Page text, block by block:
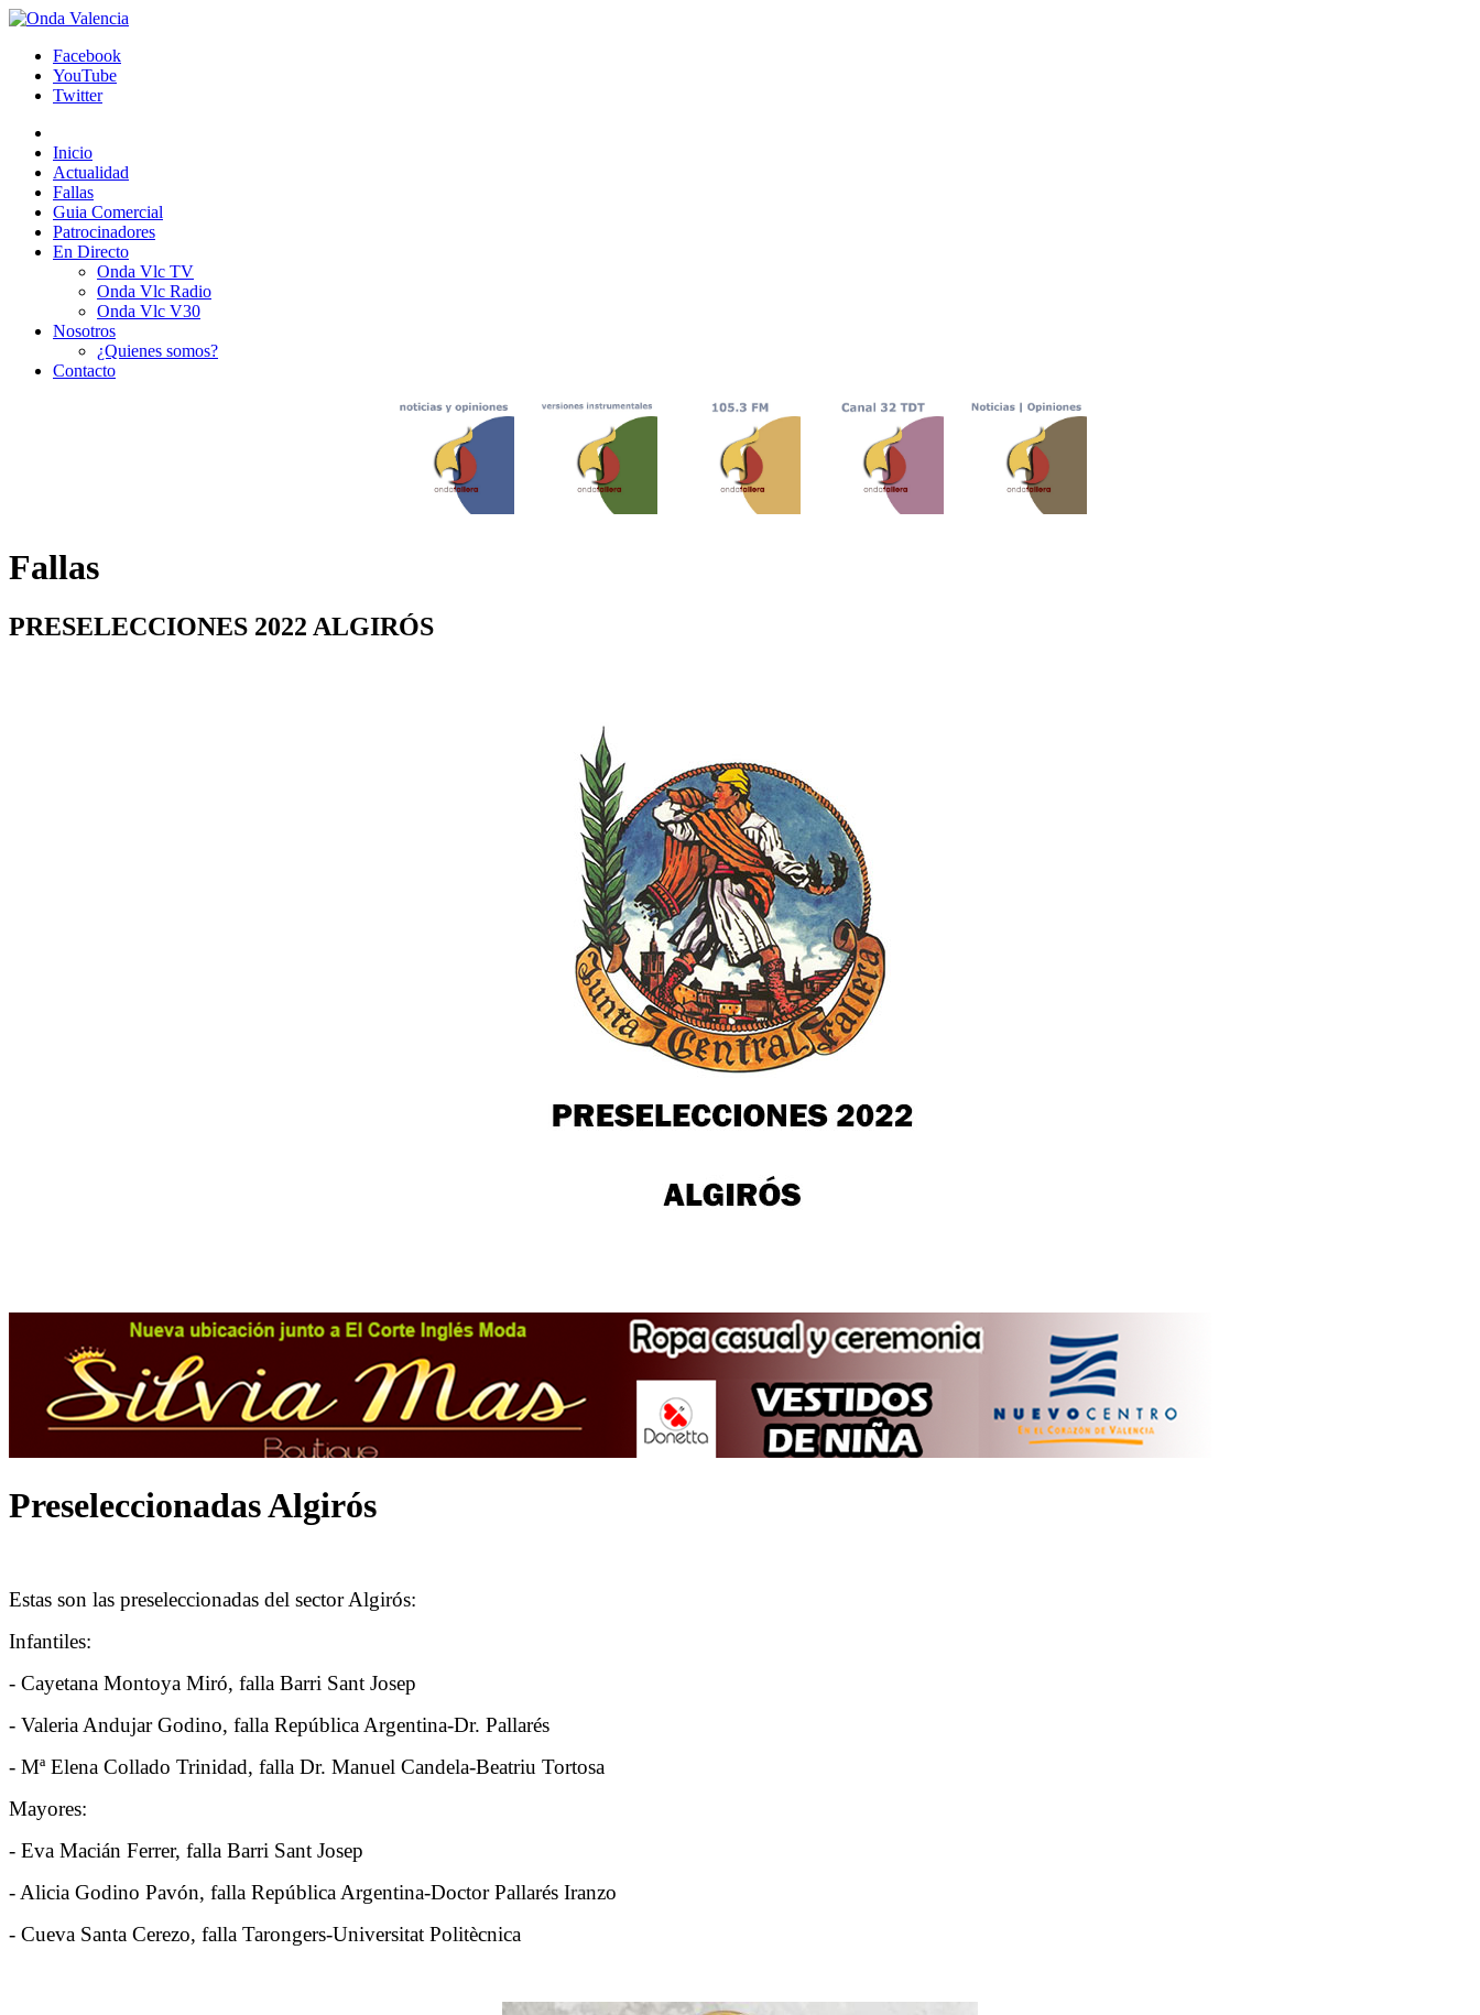
Facebook
YouTube
Twitter
Inicio
Actualidad
Fallas
Guia Comercial
Patrocinadores
En Directo
Onda Vlc TV
Onda Vlc Radio
Onda Vlc V30
Nosotros
¿Quienes somos?
Contacto
Fallas
PRESELECCIONES 2022 ALGIRÓS
Preseleccionadas Algirós
Estas son las preseleccionadas del sector Algirós:
Infantiles:
- Cayetana Montoya Miró, falla Barri Sant Josep
- Valeria Andujar Godino, falla República Argentina-Dr. Pallarés
- Mª Elena Collado Trinidad, falla Dr. Manuel Candela-Beatriu Tortosa
Mayores:
- Eva Macián Ferrer, falla Barri Sant Josep
- Alicia Godino Pavón, falla República Argentina-Doctor Pallarés Iranzo
- Cueva Santa Cerezo, falla Tarongers-Universitat Politècnica